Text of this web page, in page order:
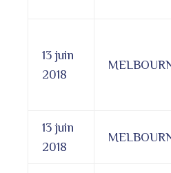
13 juin
2018
13 juin
2018